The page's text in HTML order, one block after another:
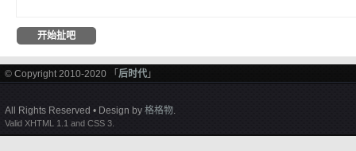
© Copyright 2010-2020 「 后时代 」
All Rights Reserved • Design by 格格物.
Valid XHTML 1.1 and CSS 3.